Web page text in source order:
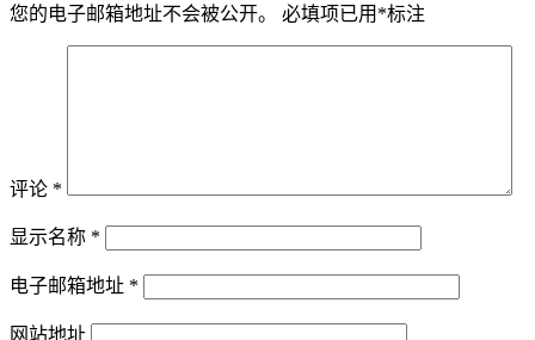
您的电子邮箱地址不会被公开。 必填项已用 *标注
评论 *
显示名称 *
电子邮箱地址 *
网站地址